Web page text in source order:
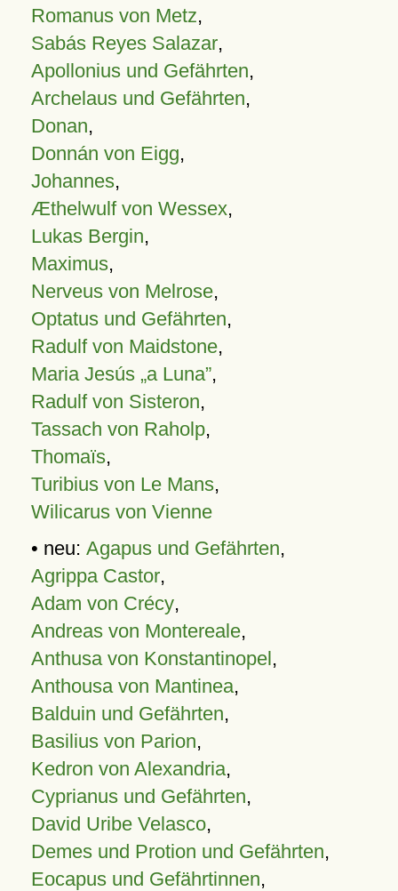
Romanus von Metz,
Sabás Reyes Salazar,
Apollonius und Gefährten,
Archelaus und Gefährten,
Donan,
Donnán von Eigg,
Johannes,
Æthelwulf von Wessex,
Lukas Bergin,
Maximus,
Nerveus von Melrose,
Optatus und Gefährten,
Radulf von Maidstone,
Maria Jesús „a Luna”,
Radulf von Sisteron,
Tassach von Raholp,
Thomaïs,
Turibius von Le Mans,
Wilicarus von Vienne
• neu: Agapus und Gefährten,
Agrippa Castor,
Adam von Crécy,
Andreas von Montereale,
Anthusa von Konstantinopel,
Anthousa von Mantinea,
Balduin und Gefährten,
Basilius von Parion,
Kedron von Alexandria,
Cyprianus und Gefährten,
David Uribe Velasco,
Demes und Protion und Gefährten,
Eocapus und Gefährtinnen,